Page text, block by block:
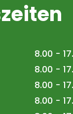
8.00 -
8.00 -
8.00 -
8.00 -